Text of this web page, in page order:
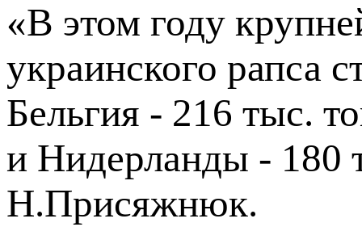
«В этом году
украинского рапса
Бельгия - 216 тыс.
и Нидерланды - 180
Н.Присяжнюк.